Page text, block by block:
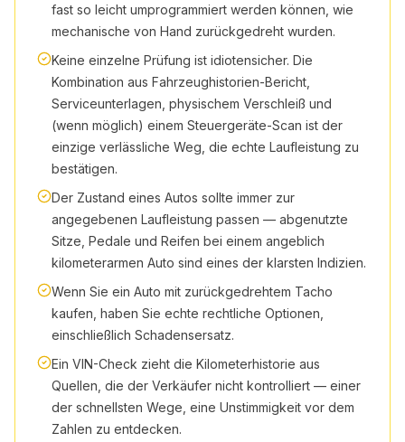
fast so leicht umprogrammiert werden können, wie
mechanische von Hand zurückgedreht wurden.
Keine einzelne Prüfung ist idiotensicher. Die
Kombination aus Fahrzeughistorien-Bericht,
Serviceunterlagen, physischem Verschleiß und
(wenn möglich) einem Steuergeräte-Scan ist der
einzige verlässliche Weg, die echte Laufleistung zu
bestätigen.
Der Zustand eines Autos sollte immer zur
angegebenen Laufleistung passen — abgenutzte
Sitze, Pedale und Reifen bei einem angeblich
kilometerarmen Auto sind eines der klarsten Indizien.
Wenn Sie ein Auto mit zurückgedrehtem Tacho
kaufen, haben Sie echte rechtliche Optionen,
einschließlich Schadensersatz.
Ein VIN-Check zieht die Kilometerhistorie aus
Quellen, die der Verkäufer nicht kontrolliert — einer
der schnellsten Wege, eine Unstimmigkeit vor dem
Zahlen zu entdecken.